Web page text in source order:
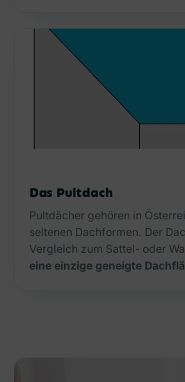
Das Pultdach
Pultdächer gehören in
seltenen Dachformen. Der
Vergleich zum Sattel- oder
eine einzige geneigte